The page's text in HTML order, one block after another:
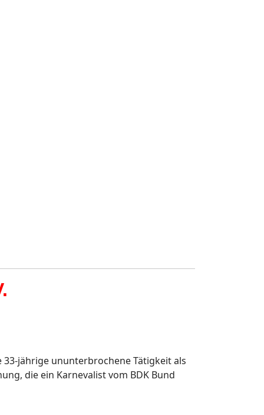
jährige ununterbrochene Tätigkeit als
die ein Karnevalist vom BDK Bund